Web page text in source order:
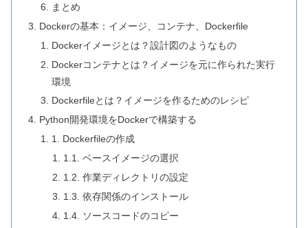
まとめ
Dockerの基本：イメージ、コンテナ、Dockerfile
Dockerイメージとは？設計図のようなもの
Dockerコンテナとは？イメージを元に作られた実行
環境
Dockerfileとは？イメージを作るためのレシピ
Python開発環境をDockerで構築する
1. Dockerfileの作成
1.1. ベースイメージの選択
1.2. 作業ディレクトリの設定
1.3. 依存関係のインストール
1.4. ソースコードのコピー